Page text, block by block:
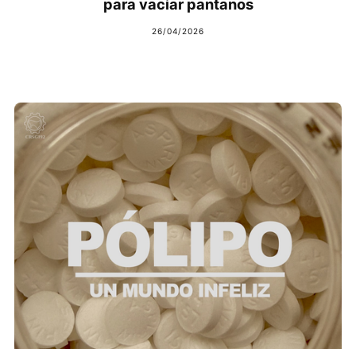
para vaciar pantanos
26/04/2026